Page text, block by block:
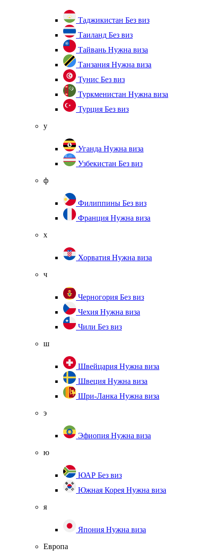
Таджикистан Без виз
Таиланд Без виз
Тайвань Нужна виза
Танзания Нужна виза
Тунис Без виз
Туркменистан Нужна виза
Турция Без виз
у
Уганда Нужна виза
Узбекистан Без виз
ф
Филиппины Без виз
Франция Нужна виза
х
Хорватия Нужна виза
ч
Черногория Без виз
Чехия Нужна виза
Чили Без виз
ш
Швейцария Нужна виза
Швеция Нужна виза
Шри-Ланка Нужна виза
э
Эфиопия Нужна виза
ю
ЮАР Без виз
Южная Корея Нужна виза
я
Япония Нужна виза
Европа